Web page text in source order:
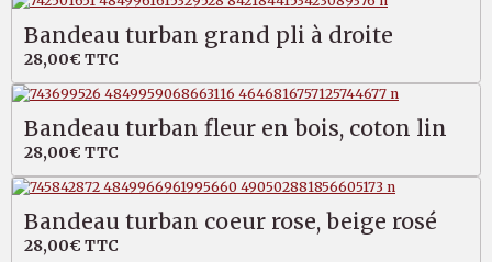
Bandeau turban grand pli à droite
28,00€ TTC
Bandeau turban fleur en bois, coton lin
28,00€ TTC
Bandeau turban coeur rose, beige rosé
28,00€ TTC